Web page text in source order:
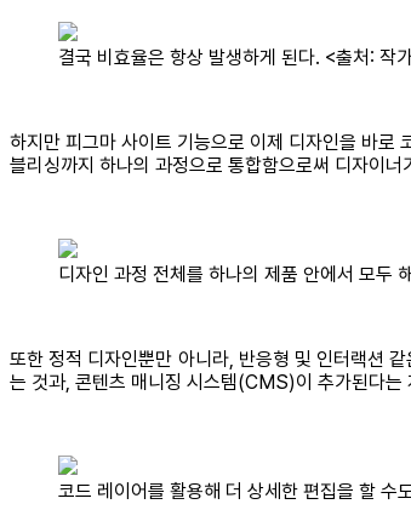
결국 비효율은 항상 발생하게 된다. <출처: 작
하지만 피그마 사이트 기능으로 이제 디자인을 바로
블리싱까지 하나의 과정으로 통합함으로써 디자이
디자인 과정 전체를 하나의 제품 안에서 모두
또한 정적 디자인뿐만 아니라, 반응형 및 인터랙션
는 것과, 콘텐츠 매니징 시스템(CMS)이 추가된다는
코드 레이어를 활용해 더 상세한 편집을 할 수